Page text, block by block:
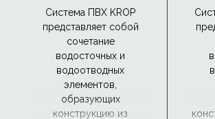
Система ПВХ KROP
представляет собой
сочетание
водосточных и
водоотводных
элементов,
образующих
конструкцию из